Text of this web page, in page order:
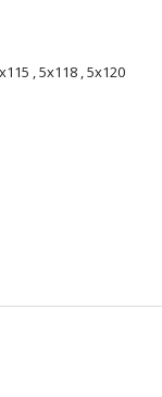
,5x118 ,5x120